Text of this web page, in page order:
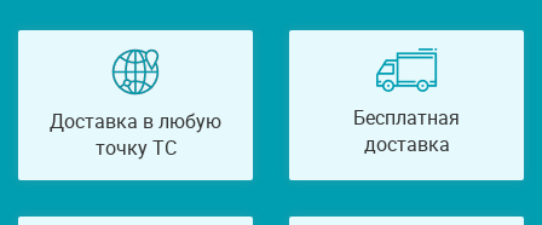
Доставка в любую
точку ТС
Бесплатная
доставка